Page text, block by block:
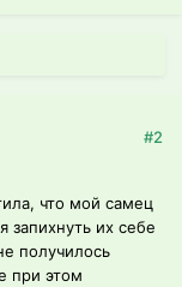
#2
что мой самец
запихнуть их себе
получилось
при этом